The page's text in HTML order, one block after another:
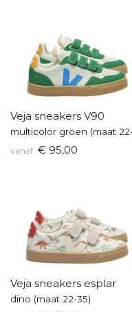
Veja sneakers V90
vanaf € 95,00
Veja sneakers esplar
dino (maat 22-35)